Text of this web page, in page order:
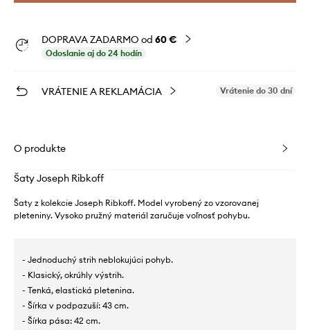
DOPRAVA ZADARMO od 60 €
Odoslanie aj do 24 hodín
VRÁTENIE A REKLAMÁCIA Vrátenie do 30 dní
O produkte
Šaty Joseph Ribkoff
Šaty z kolekcie Joseph Ribkoff. Model vyrobený zo vzorovanej
pleteniny. Vysoko pružný materiál zaručuje voľnosť pohybu.
- Jednoduchý strih neblokujúci pohyb.
- Klasický, okrúhly výstrih.
- Tenká, elastická pletenina.
- Šírka v podpazuší: 43 cm.
- Šírka pása: 42 cm.